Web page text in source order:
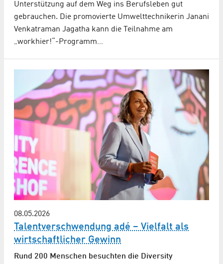
Unterstützung auf dem Weg ins Berufsleben gut
gebrauchen. Die promovierte Umwelttechnikerin Janani
Venkatraman Jagatha kann die Teilnahme am
„workhier!“-Programm…
08.05.2026
Talentverschwendung adé – Vielfalt als
wirtschaftlicher Gewinn
Rund 200 Menschen besuchten die Diversity